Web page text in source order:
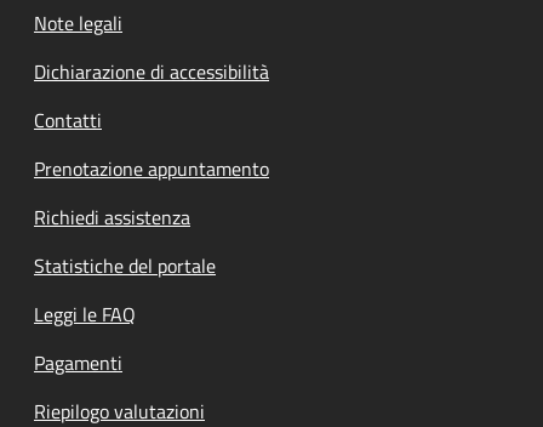
Note legali
Dichiarazione di accessibilità
Contatti
Prenotazione appuntamento
Richiedi assistenza
Statistiche del portale
Leggi le FAQ
Pagamenti
Riepilogo valutazioni